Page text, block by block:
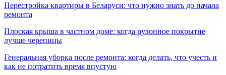
Перестройка квартиры в Беларуси: что нужно знать до начала
ремонта
Плоская крыша в частном доме: когда рулонное покрытие
лучше черепицы
Генеральная уборка после ремонта: когда делать, что учесть и
как не потратить время впустую